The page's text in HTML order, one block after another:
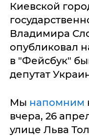
Киевской
Владимира
опубликовал
в "Фейсбук"
депутат
Мы напомним
вчера, 26
улице Льва